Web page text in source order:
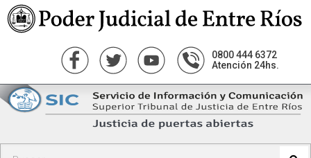
0800 444 6372
Atención 24hs.